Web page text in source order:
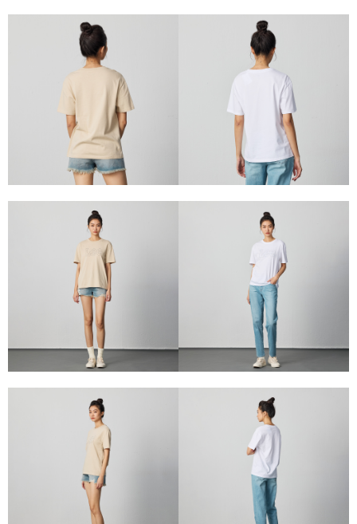
【注意事項】
１．透過由恩沛科技股份有限公司提供之「AFTEE先享後付」服務完成之交
易，需依本服務之必要範圍內提供個人資料，並將交易相關給付款項請求債
權轉讓予恩沛科技股份有限公司。
２．關於個人資料處理事宜，請瀏覽以下網址：
https://aftee.tw/terms/#terms3
３．未成年的使用者請事先徵得法定代理人或監護人之同意方可使用
「AFTEE先享後付」，若未經同意申辦者引起之損失，本公司不負相關責
４．使用「AFTEE先享後付」時，將依據個別帳號之用戶狀況，依本公司即
時審查核予不同之上限額度；若仍有額度不足之情形，本公司將視審查結果
請求用戶進行身份認證。
５．嚴禁一人註冊多個帳號或使用他人資訊註冊。若發現惡意使用之情形，
恩沛科技股份有限公司將有權停止該用戶之使用額度並採取法律行動。
每筆NT$120，滿NT$2,000(含以上)免運費
門市自取【環保愛地球｜自備購物袋 | 出貨後10天內通知取貨】
國家/地區配送 查看運費